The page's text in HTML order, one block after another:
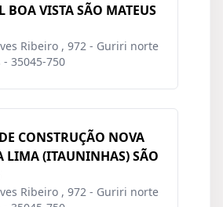
BOA VISTA SÃO MATEUS
Ribeiro , 972 - Guriri norte
35045-750
CONSTRUÇÃO NOVA
LIMA (ITAUNINHAS) SÃO
Ribeiro , 972 - Guriri norte